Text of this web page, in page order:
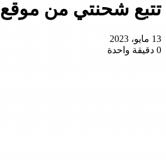
تتبع شحنتي من موقع dwell
13 مايو، 2023
0 دقيقة واحدة